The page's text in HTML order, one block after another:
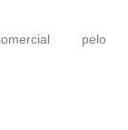
pelo